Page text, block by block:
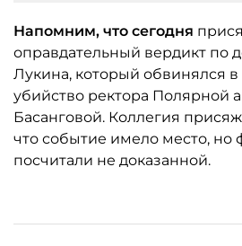
Напомним, что сегодня
оправдательный вердикт по
Лукина, который обвинялся
убийство ректора Полярной
Басанговой. Коллегия
что событие имело место, но
посчитали не доказанной.